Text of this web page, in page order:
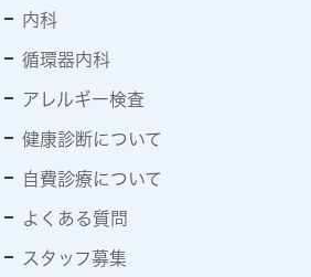
内科
循環器内科
アレルギー検査
健康診断について
自費診療について
よくある質問
スタッフ募集